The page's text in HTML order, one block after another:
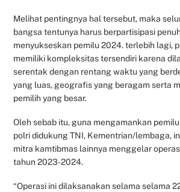
Melihat pentingnya hal tersebut, maka
bangsa tentunya harus berpartisipasi
menyukseskan pemilu 2024. terlebih lagi,
memiliki kompleksitas tersendiri karena
serentak dengan rentang waktu yang
yang luas, geografis yang beragam serta
pemilih yang besar.
Oleh sebab itu, guna mengamankan
polri didukung TNI, Kementrian/lembaga,
mitra kamtibmas lainnya menggelar
tahun 2023-2024.
“Operasi ini dilaksanakan selama selama